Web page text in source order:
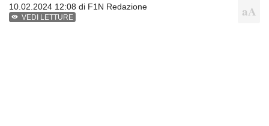
10.02.2024 12:08 di F1N Redazione
VEDI LETTURE